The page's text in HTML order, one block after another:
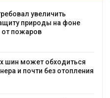
увеличить
природы на фоне
от пожаров
шин может обходиться
и почти без отопления